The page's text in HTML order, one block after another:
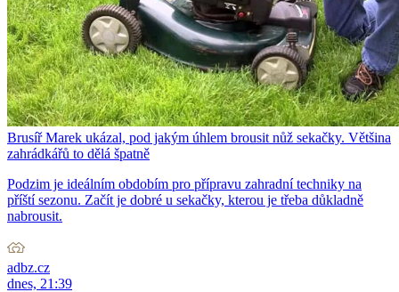
Brusíř Marek ukázal, pod jakým úhlem brousit nůž sekačky. Většina
zahrádkářů to dělá špatně
Podzim je ideálním obdobím pro přípravu zahradní techniky na
příští sezonu. Začít je dobré u sekačky, kterou je třeba důkladně
nabrousit.
adbz.cz
dnes, 21:39